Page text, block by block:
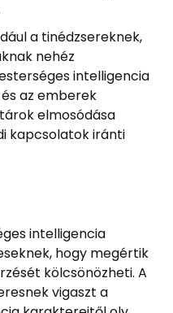
a tinédzsereknek,
nehéz
intelligencia
az emberek
elmosódása
kapcsolatok iránti
intelligencia
hogy megértik
kölcsönözheti. A
vigaszt a